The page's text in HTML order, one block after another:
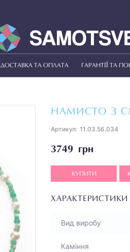
ДОСТАВКА ТА ОПЛАТА ГАРАНТІЇ ТА
НАМИСТО З
Артикул: 11.03.56.034
3749 грн
КУПИТИ
ХАРАКТЕРИСТИКИ
Вид виробу
Каміння